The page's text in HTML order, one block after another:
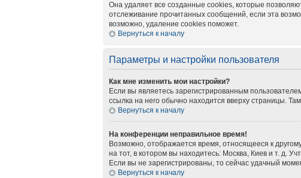
Она удаляет все созданные cookies, которые
отслеживание прочитанных сообщений, если эта
возможно, удаление cookies поможет.
Вернуться к началу
Параметры и настройки пользователя
Как мне изменить мои настройки?
Если вы являетесь зарегистрированным
ссылка на него обычно находится вверху страницы.
Вернуться к началу
На конференции неправильное время!
Возможно, отображается время, относящееся к
на тот, в котором вы находитесь: Москва, Киев и т. д.
Если вы не зарегистрированы, то сейчас удачный
Вернуться к началу